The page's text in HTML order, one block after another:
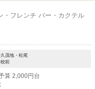
・フレンチ バー・カクテル
茂地・松尾
前
算 2,000円台